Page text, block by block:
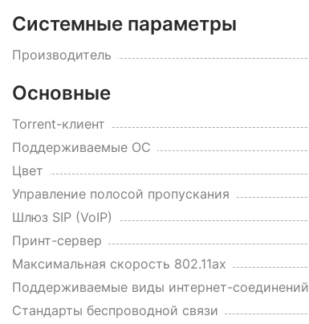
Системные параметры
Производитель
Основные
Torrent-клиент
Поддерживаемые ОС
Цвет
Управление полосой пропускания
Шлюз SIP (VoIP)
Принт-сервер
Максимальная скорость 802.11ax
Поддерживаемые виды интернет-соединений
Стандарты беспроводной связи